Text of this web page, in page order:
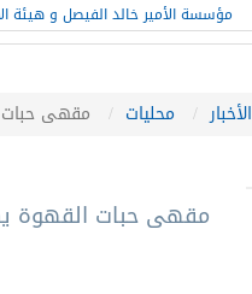
مؤسسة الأمير خالد الفيصل و هيئة
الأخبار محليات مقهى حبات
مقهى حبات القهوة